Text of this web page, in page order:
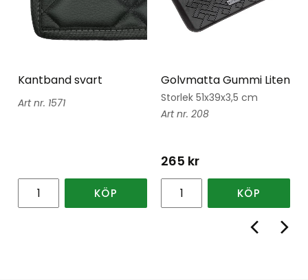
Kantband svart
1571
KÖP
Golvmatta Gummi Liten
Storlek 51x39x3,5 cm
208
265 kr
KÖP